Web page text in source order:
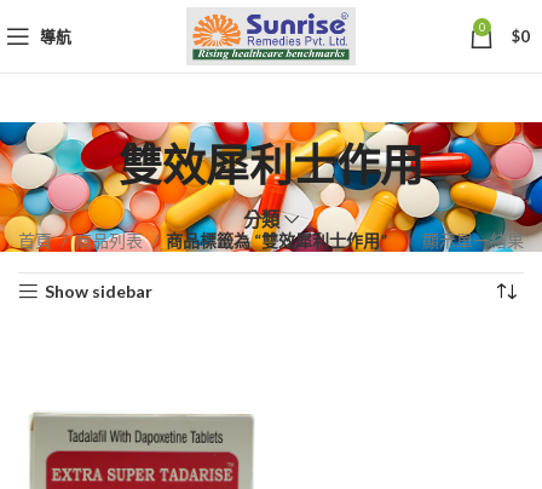
導航 0 $0
雙效犀利士作用
分類
首頁 商品列表 商品標籤為 “雙效犀利士作用” 顯示單一結果
Show sidebar